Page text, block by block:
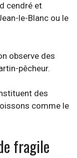
cendré et
le-Blanc ou le
observe des
pêcheur.
des
comme le
fragile